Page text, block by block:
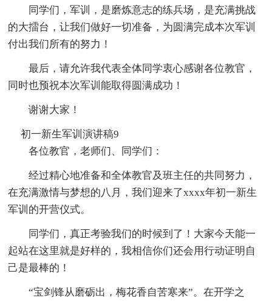
同学们，军训，是磨炼意志的练兵场，是充满挑战
的大擂台，让我们做好一切准备，为圆满完成本次军训
付出我们所有的努力！
最后，请允许我代表全体同学衷心感谢各位教官，
同时也预祝本次军训能取得圆满成功！
谢谢大家！
初一新生军训演讲稿9
各位教官，老师们、同学们：
经过精心地准备和全体教官及班主任的共同努力，
在充满激情与梦想的八月，我们迎来了xxxx年初一新生
军训的开营仪式。
同学们，真正考验我们的时候到了！大家今天能一
起站在这里就是好样的，我相信你们还会用行动证明自
己是最棒的！
“宝剑锋从磨砺出，梅花香自苦寒来”。在开学之